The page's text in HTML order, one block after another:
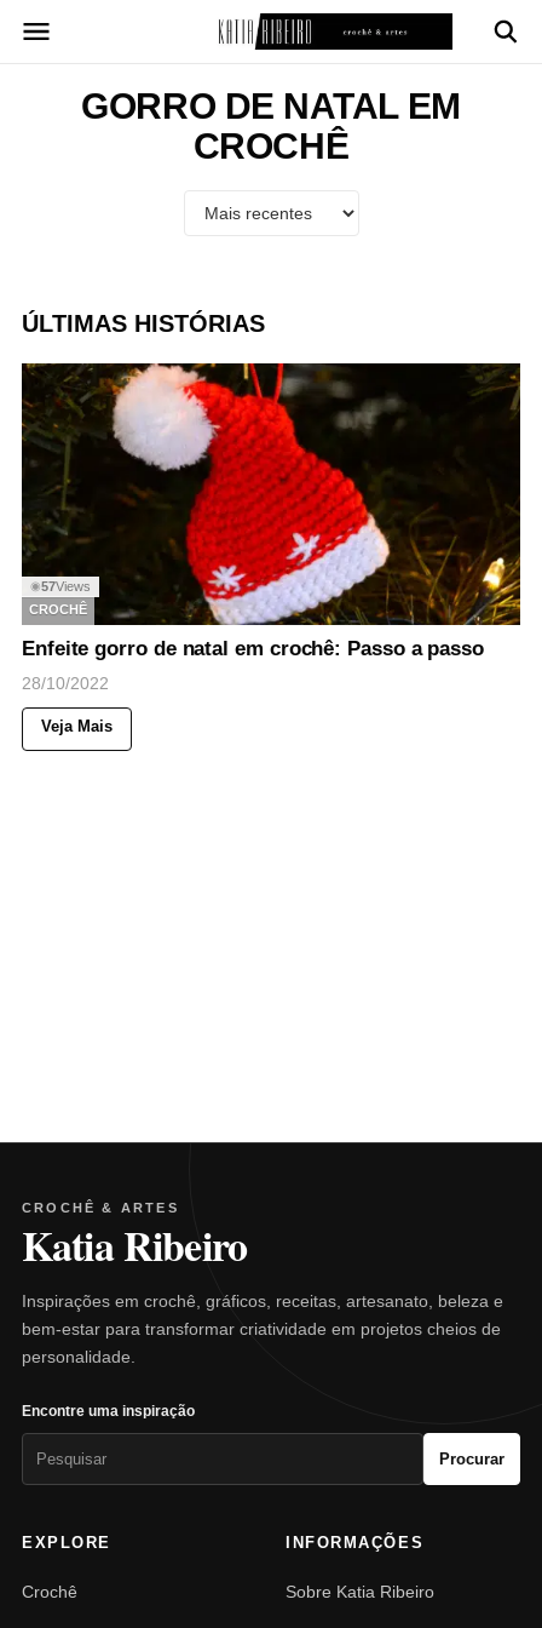
para
GORRO DE NATAL EM
CROCHÊ
ÚLTIMAS HISTÓRIAS
◉57Views
CROCHÊ
Enfeite gorro de natal em crochê: Passo a passo
28/10/2022
Veja Mais
CROCHÊ & ARTES
Katia Ribeiro
Inspirações em crochê, gráficos, receitas, artesanato, beleza e
bem-estar para transformar criatividade em projetos cheios de
personalidade.
Encontre uma inspiração
Procurar
EXPLORE
Crochê
INFORMAÇÕES
Sobre Katia Ribeiro